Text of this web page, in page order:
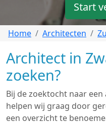
Start
Home Architecten
Architect in
zoeken?
Bij de zoektocht naar
helpen wij graag door
een overzicht te